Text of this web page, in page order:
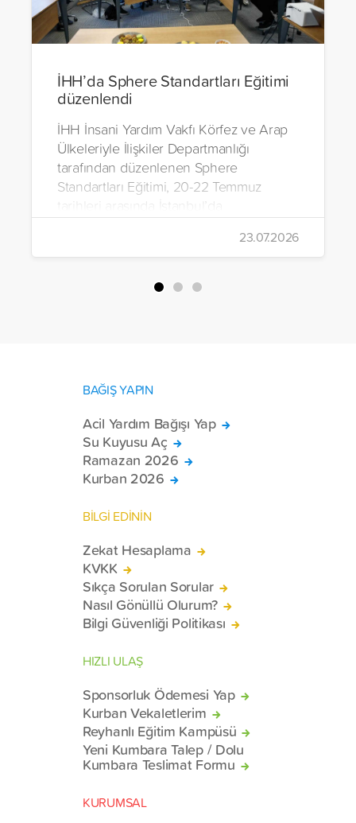
İHH’da Sphere Standartları Eğitimi
düzenlendi
İHH İnsani Yardım Vakfı Körfez ve Arap
Ülkeleriyle İlişkiler Departmanlığı
tarafından düzenlenen Sphere
Standartları Eğitimi, 20-22 Temmuz
gerçekleştirildi.
23.07.2026
BAĞIŞ YAPIN
Acil Yardım Bağışı Yap
Su Kuyusu Aç
Ramazan 2026
Kurban 2026
BİLGİ EDİNİN
Zekat Hesaplama
KVKK
Sıkça Sorulan Sorular
Nasıl Gönüllü Olurum?
Bilgi Güvenliği Politikası
HIZLI ULAŞ
Sponsorluk Ödemesi Yap
Kurban Vekaletlerim
Reyhanlı Eğitim Kampüsü
Yeni Kumbara Talep / Dolu
Kumbara Teslimat Formu
KURUMSAL